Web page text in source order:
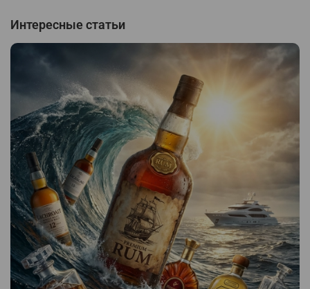
Интересные статьи